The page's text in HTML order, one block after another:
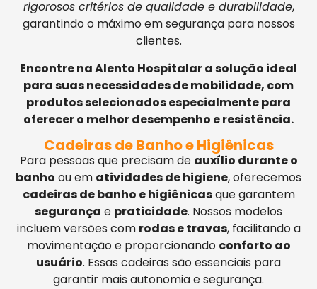
rigorosos critérios de qualidade e durabilidade,
garantindo o máximo em segurança para nossos
clientes.
Encontre na Alento Hospitalar a solução ideal
para suas necessidades de mobilidade, com
produtos selecionados especialmente para
oferecer o melhor desempenho e resistência.
Cadeiras de Banho e Higiênicas
Para pessoas que precisam de auxílio durante o
banho ou em atividades de higiene, oferecemos
cadeiras de banho e higiênicasque garantem
segurança e praticidade. Nossos modelos
incluem versões com rodas e travas, facilitando a
movimentação e proporcionando conforto ao
usuário. Essas cadeiras são essenciais para
garantir mais autonomia e segurança.